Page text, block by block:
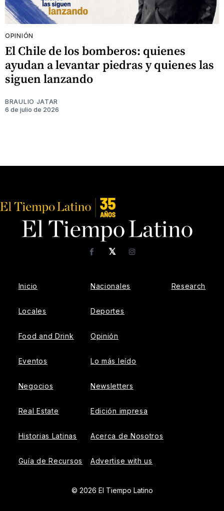
OPINIÓN
El Chile de los bomberos: quienes
ayudan a levantar piedras y quienes las
siguen lanzando
BRAULIO JATAR
6 de julio de 2026
𝕏
FacebookInstagram
Inicio
Locales
Food and Drink
Eventos
Negocios
Real Estate
Historias Latinas
Guía de Recursos
Nacionales
Deportes
Opinión
Lo más leído
Newsletters
Edición impresa
Acerca de Nosotros
Advertise with us
Research
© 2026 El Tiempo Latino